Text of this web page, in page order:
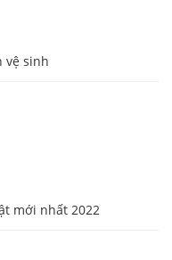
vệ sinh
mới nhất 2022